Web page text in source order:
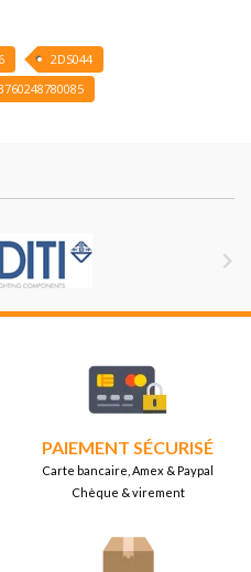
2DS044

PAIEMENT SÉCURISÉ
Carte bancaire, Amex & Paypal
Chèque & virement